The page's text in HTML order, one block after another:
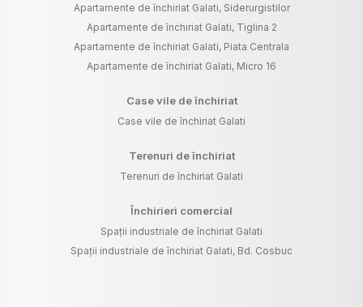
Apartamente de închiriat Galati, Siderurgistilor
Apartamente de închiriat Galati, Tiglina 2
Apartamente de închiriat Galati, Piata Centrala
Apartamente de închiriat Galati, Micro 16
Case vile de închiriat
Case vile de închiriat Galati
Terenuri de închiriat
Terenuri de închiriat Galati
Închirieri comercial
Spații industriale de închiriat Galati
Spații industriale de închiriat Galati, Bd. Cosbuc